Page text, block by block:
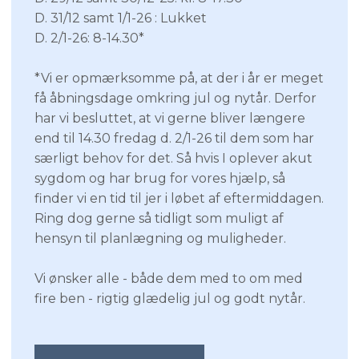
D. 31/12 samt 1/1-26 : Lukket
D. 2/1-26: 8-14.30*
*Vi er opmærksomme på, at der i år er meget
få åbningsdage omkring jul og nytår. Derfor
har vi besluttet, at vi gerne bliver længere
end til 14.30 fredag d. 2/1-26 til dem som har
særligt behov for det. Så hvis I oplever akut
sygdom og har brug for vores hjælp, så
finder vi en tid til jer i løbet af eftermiddagen.
Ring dog gerne så tidligt som muligt af
hensyn til planlægning og muligheder.
Vi ønsker alle - både dem med to om med
fire ben - rigtig glædelig jul og godt nytår.